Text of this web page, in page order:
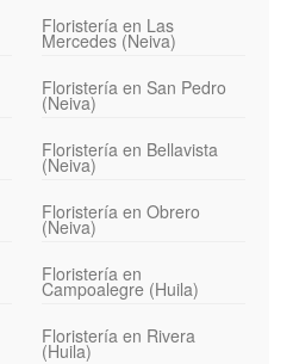
Floristería en Las
Mercedes (Neiva)
Floristería en San Pedro
(Neiva)
Floristería en Bellavista
(Neiva)
Floristería en Obrero
(Neiva)
Floristería en
Campoalegre (Huila)
Floristería en Rivera
(Huila)